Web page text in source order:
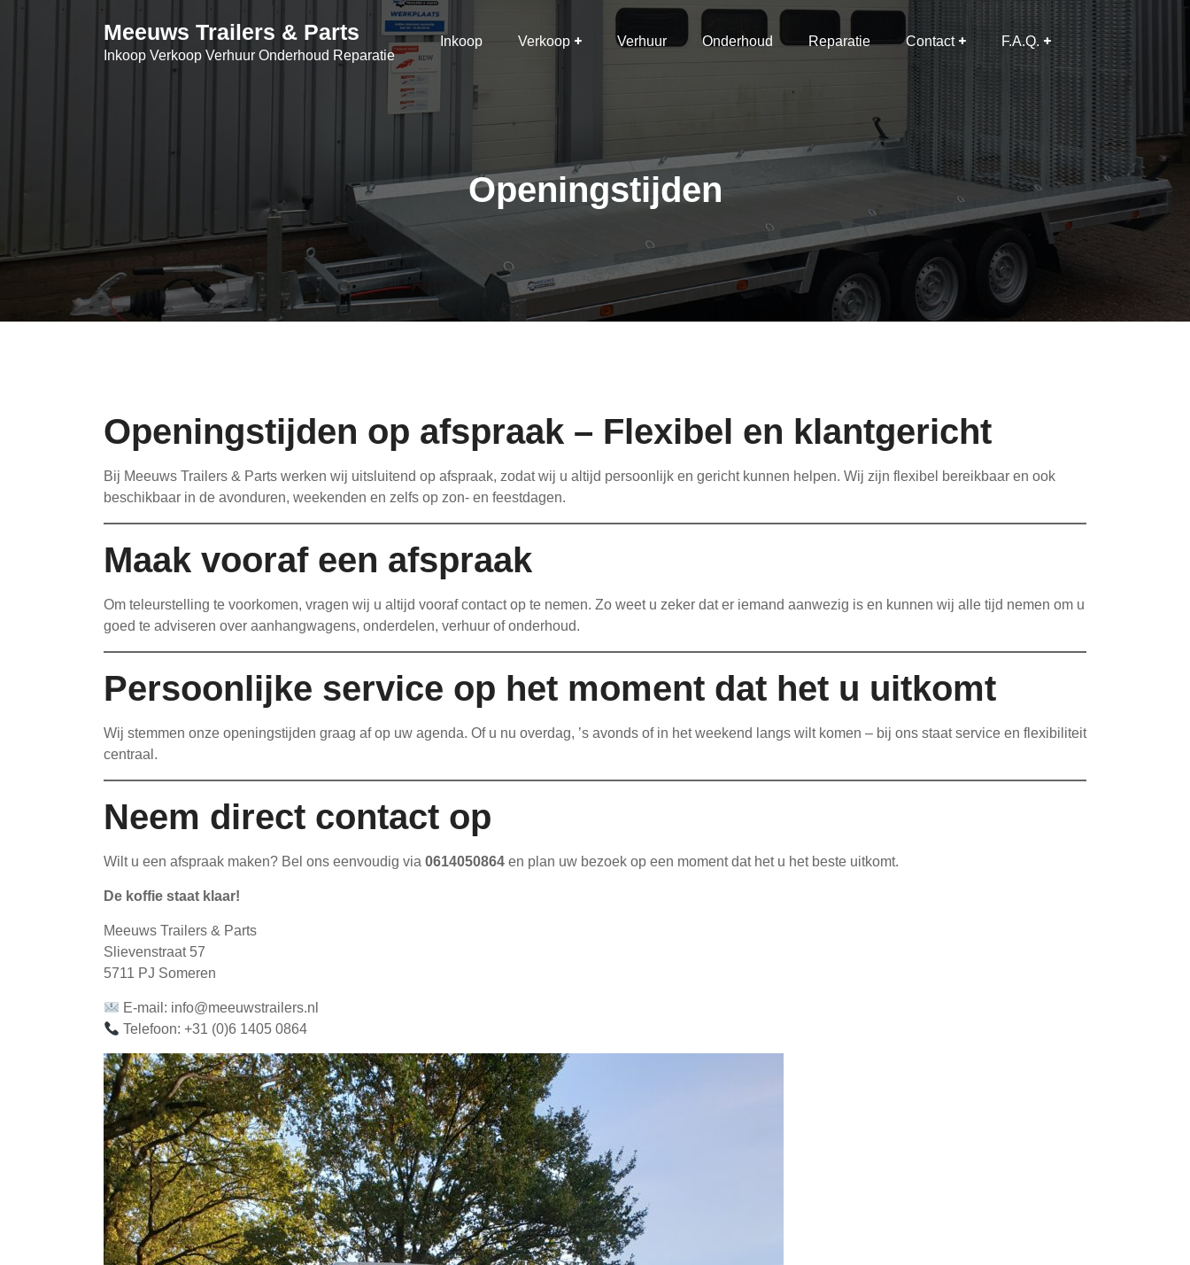
Skip
Meeuws Trailers & Parts
Inkoop Verkoop Verhuur Onderhoud Reparatie
Inkoop Verkoop Verhuur Onderhoud Reparatie Contact F.A.Q.
Openingstijden
Openingstijden op afspraak – Flexibel en klantgericht
Bij Meeuws Trailers & Parts werken wij uitsluitend op afspraak, zodat wij u altijd persoonlijk en gericht kunnen helpen. Wij zijn flexibel bereikbaar en ook
beschikbaar in de avonduren, weekenden en zelfs op zon- en feestdagen.
Maak vooraf een afspraak
Om teleurstelling te voorkomen, vragen wij u altijd vooraf contact op te nemen. Zo weet u zeker dat er iemand aanwezig is en kunnen wij alle tijd nemen om u
goed te adviseren over aanhangwagens, onderdelen, verhuur of onderhoud.
Persoonlijke service op het moment dat het u uitkomt
Wij stemmen onze openingstijden graag af op uw agenda. Of u nu overdag, ’s avonds of in het weekend langs wilt komen – bij ons staat service en flexibiliteit
centraal.
Neem direct contact op
Wilt u een afspraak maken? Bel ons eenvoudig via 0614050864 en plan uw bezoek op een moment dat het u het beste uitkomt.
De koffie staat klaar!
Meeuws Trailers & Parts
Slievenstraat 57
5711 PJ Someren
E-mail: info@meeuwstrailers.nl
Telefoon: +31 (0)6 1405 0864